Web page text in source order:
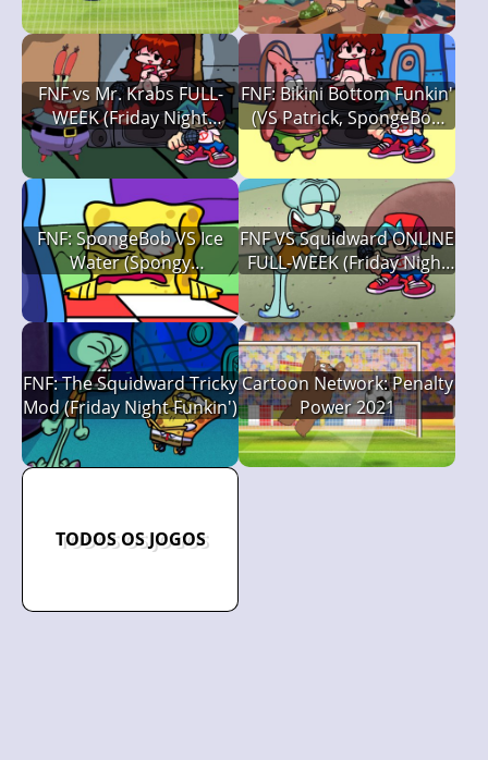
FNF vs Mr. Krabs FULL-
WEEK (Friday Night
Funkin')
FNF: Bikini Bottom Funkin'
(VS Patrick, SpongeBob
and Squidward)
FNF: SpongeBob VS Ice
Water (Spongy
Dehydration)
FNF VS Squidward ONLINE
FULL-WEEK (Friday Night
Funkin')
FNF: The Squidward Tricky
Mod (Friday Night Funkin')
Cartoon Network: Penalty
Power 2021
TODOS OS JOGOS